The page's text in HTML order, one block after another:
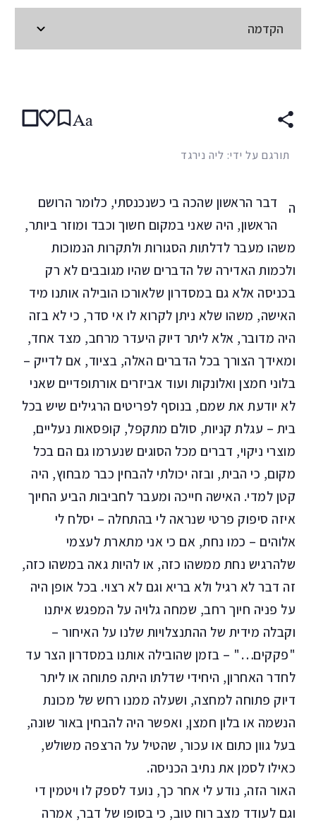
הקדמה
Aa
תורגם על ידי: ליה נירגד
ה
דבר הראשון שהכה בי כשנכנסתי, כלומר הרושם
הראשון, היה שאני במקום חשוך וכבד ומוזר ביותר,
משהו מעבר לדלתות הסגורות ולתקרות הנמוכות
ולכמות האדירה של הדברים שהיו מגובבים לא רק
בכניסה אלא גם במסדרון שלאורכו הובילה אותנו מיד
האישה, משהו שלא ניתן לקרוא לו אי סדר, כי לא בזה
היה מדובר, אלא ליתר דיוק היעדר מרחב, מצד אחד,
ומאידך הצורך בכל הדברים האלה, בציוד, אם לדייק –
בלוני חמצן ואלונקות ועוד אביזרים אורתופדיים שאני
לא יודעת את שמם, בנוסף לפריטים הרגילים שיש בכל
בית – עגלת קניות, סולם מתקפל, קופסאות נעליים,
מוצרי ניקוי, דברים מכל הסוגים שנערמו גם הם בכל
מקום, כי הבית, ובזה יכולתי להבחין כבר מבחוץ, היה
קטן למדי. האישה חייכה ומעבר לחביבות הביע החיוך
איזה סיפוק פרטי שנראה לי בהתחלה – יסלח לי
אלוהים – כמו נחת, אם כי אני מתארת לעצמי
שלהרגיש נחת ממשהו כזה, או להיות גאה במשהו כזה,
זה דבר לא רגיל ולא בריא וגם לא רצוי. בכל אופן היה
על פניה חיוך רחב, שמחה גלויה על המפגש איתנו
וקבלה מידית של ההתנצלויות שלנו על האיחור –
"פקקים…" – בזמן שהובילה אותנו במסדרון הצר עד
לחדר האחרון, היחידי שדלתו היתה פתוחה או ליתר
דיוק פתוחה למחצה, ושעלה ממנו רחש של מכונת
הנשמה או בלון חמצן, ואפשר היה להבחין באור שונה,
בעל גוון כתום או עכור, שהטיל על הרצפה משולש,
כאילו לסמן את נתיב הכניסה.
האור הזה, נודע לי אחר כך, נועד לספק לו ויטמין די
וגם לעודד מצב רוח טוב, כי בסופו של דבר, אמרה